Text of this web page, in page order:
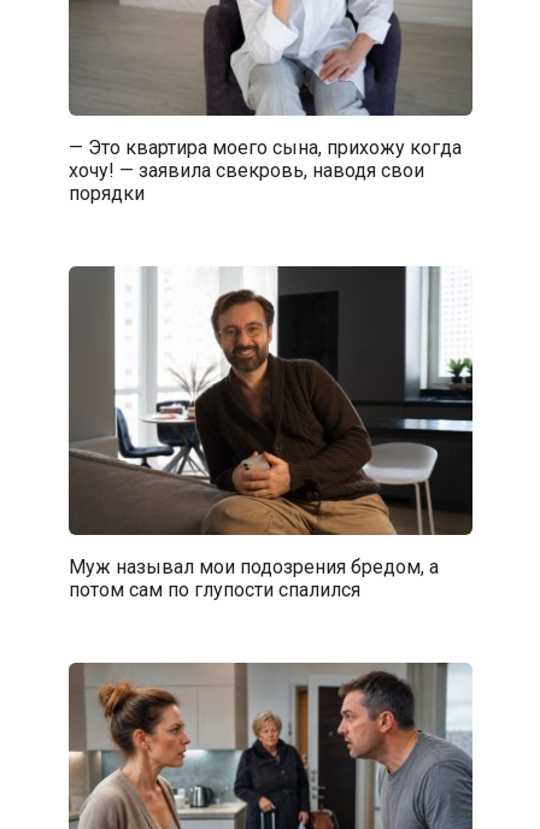
— Это квартира моего сына, прихожу когда
хочу! — заявила свекровь, наводя свои
порядки
Муж называл мои подозрения бредом, а
потом сам по глупости спалился